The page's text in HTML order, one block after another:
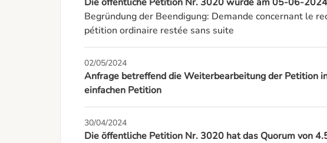
Begründung der Beendigung: Demande concernant le
pétition ordinaire restée sans suite
02/05/2024
Anfrage betreffend die Weiterbearbeitung der Petition
einfachen Petition
30/04/2024
Die öffentliche Petition Nr. 3020 hat das Quorum von